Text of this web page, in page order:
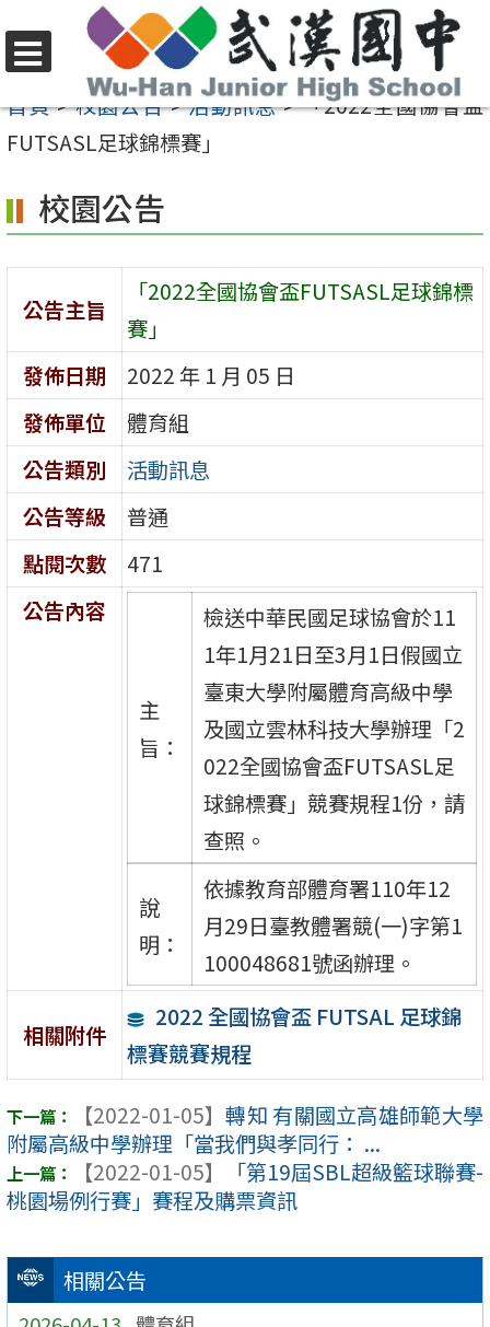
至
要
容
區
選
單
首頁>校園公告>活動訊息>「2022全國協會盃
FUTSASL足球錦標賽」
相關公告
校園公告
公告主旨
「2022全國協會盃FUTSASL足球錦標
賽」
發佈日期
2022 年 1 月 05 日
發佈單位
體育組
公告類別
活動訊息
公告等級
普通
點閱次數
471
公告內容
主
旨：
檢送中華民國足球協會於11
1年1月21日至3月1日假國立
臺東大學附屬體育高級中學
及國立雲林科技大學辦理「2
022全國協會盃FUTSASL足
球錦標賽」競賽規程1份，請
查照。
說
明：
依據教育部體育署110年12
月29日臺教體署競(一)字第1
100048681號函辦理。
相關附件
2022 全國協會盃 FUTSAL 足球錦
標賽競賽規程
【2022-01-05】 轉知 有關國立高雄師範大學
附屬高級中學辦理「當我們與孝同行： ...
【2022-01-05】
「第19屆SBL超級籃球聯賽-
桃園場例行賽」賽程及購票資訊